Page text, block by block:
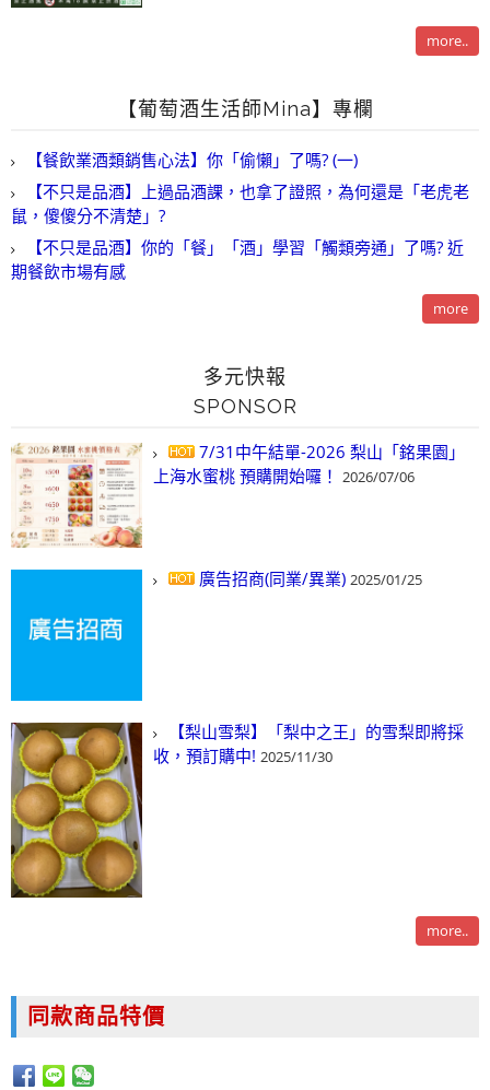
more..
【葡萄酒生活師Mina】專欄
【餐飲業酒類銷售心法】你「偷懶」了嗎? (一)
【不只是品酒】上過品酒課，也拿了證照，為何還是「老虎老
鼠，傻傻分不清楚」?
【不只是品酒】你的「餐」「酒」學習「觸類旁通」了嗎? 近
期餐飲市場有感
more
多元快報
SPONSOR
7/31中午結單-2026 梨山「銘果園」
上海水蜜桃 預購開始囉！ 2026/07/06
廣告招商(同業/異業) 2025/01/25
【梨山雪梨】「梨中之王」的雪梨即將採
收，預訂購中! 2025/11/30
more..
同款商品特價